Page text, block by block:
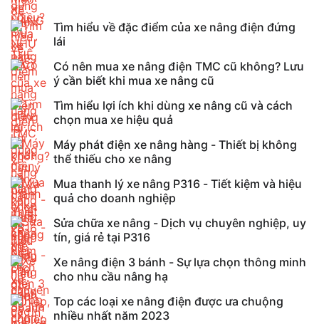
Tìm hiểu về đặc điểm của xe nâng điện đứng
lái
Có nên mua xe nâng điện TMC cũ không? Lưu
ý cần biết khi mua xe nâng cũ
Tìm hiểu lợi ích khi dùng xe nâng cũ và cách
chọn mua xe hiệu quả
Máy phát điện xe nâng hàng - Thiết bị không
thể thiếu cho xe nâng
Mua thanh lý xe nâng P316 - Tiết kiệm và hiệu
quả cho doanh nghiệp
Sửa chữa xe nâng - Dịch vụ chuyên nghiệp, uy
tín, giá rẻ tại P316
Xe nâng điện 3 bánh - Sự lựa chọn thông minh
cho nhu cầu nâng hạ
Top các loại xe nâng điện được ưa chuộng
nhiều nhất năm 2023